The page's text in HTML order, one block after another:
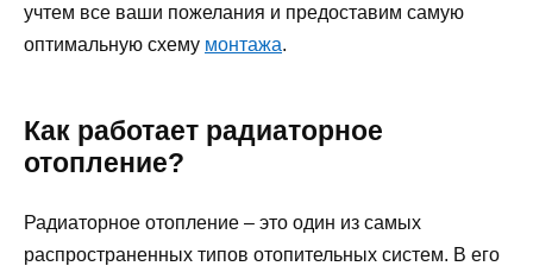
учтем все ваши пожелания и предоставим самую
оптимальную схему монтажа.
Как работает радиаторное
отопление?
Радиаторное отопление – это один из самых
распространенных типов отопительных систем. В его